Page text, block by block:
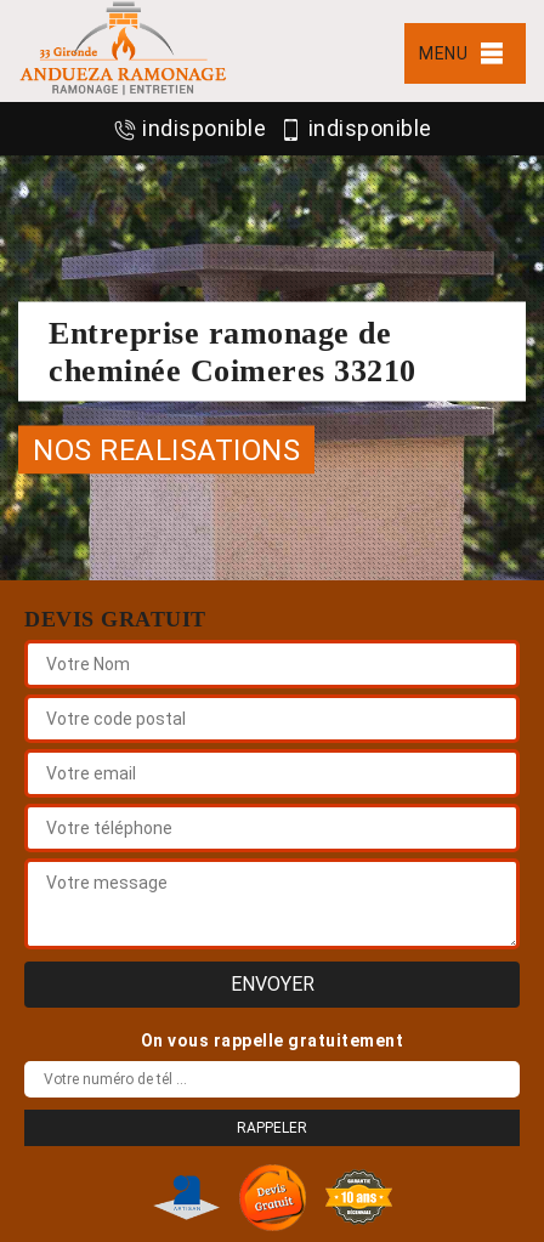
MENU
indisponible indisponible
Entreprise ramonage de
cheminée Coimeres 33210
NOS REALISATIONS
DEVIS GRATUIT
On vous rappelle gratuitement